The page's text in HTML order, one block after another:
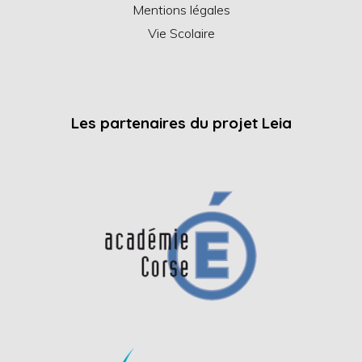
Mentions légales
Vie Scolaire
Les partenaires du projet Leia